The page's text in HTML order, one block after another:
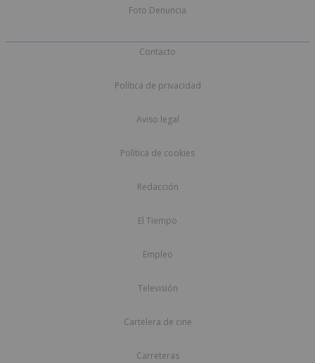
Foto Denuncia
Contacto
Política de privacidad
Aviso legal
Política de cookies
Redacción
El Tiempo
Empleo
Televisión
Cartelera de cine
Carreteras